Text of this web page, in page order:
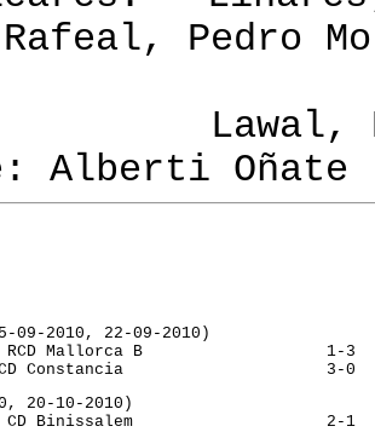
Pedro
Alberti Oñate
09-2010, 22-09-2010)
CD Ferriolense - RCD
CD Binissalem - CD
20-10-2010)
RCD Mallorca B - CD